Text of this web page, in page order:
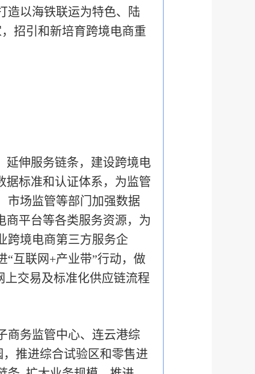
造以海铁联运为特色、陆
招引和新培育跨境电商重
延伸服务链条，建设跨境电
据标准和认证体系，为监管
市场监管等部门加强数据
商平台等各类服务资源，为
跨境电商第三方服务企
“互联网+产业带”行动，做
交易及标准化供应链流程
商务监管中心、连云港综
推进综合试验区和零售进